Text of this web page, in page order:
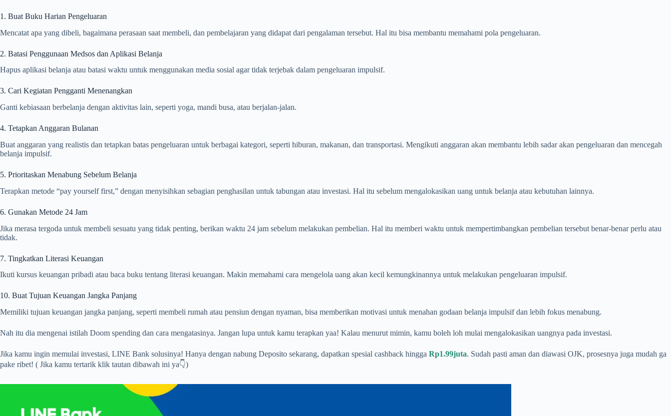
1. Buat Buku Harian Pengeluaran
Mencatat apa yang dibeli, bagaimana perasaan saat membeli, dan pembelajaran yang didapat dari pengalaman tersebut. Hal itu bisa membantu memahami pola pengeluaran.
2. Batasi Penggunaan Medsos dan Aplikasi Belanja
Hapus aplikasi belanja atau batasi waktu untuk menggunakan media sosial agar tidak terjebak dalam pengeluaran impulsif.
3. Cari Kegiatan Pengganti Menenangkan
Ganti kebiasaan berbelanja dengan aktivitas lain, seperti yoga, mandi busa, atau berjalan-jalan.
4. Tetapkan Anggaran Bulanan
Buat anggaran yang realistis dan tetapkan batas pengeluaran untuk berbagai kategori, seperti hiburan, makanan, dan transportasi. Mengikuti anggaran akan membantu lebih sadar akan pengeluaran dan mencegah
belanja impulsif.
5. Prioritaskan Menabung Sebelum Belanja
Terapkan metode “pay yourself first,” dengan menyisihkan sebagian penghasilan untuk tabungan atau investasi. Hal itu sebelum mengalokasikan uang untuk belanja atau kebutuhan lainnya.
6. Gunakan Metode 24 Jam
Jika merasa tergoda untuk membeli sesuatu yang tidak penting, berikan waktu 24 jam sebelum melakukan pembelian. Hal itu memberi waktu untuk mempertimbangkan pembelian tersebut benar-benar perlu atau
tidak.
7. Tingkatkan Literasi Keuangan
Ikuti kursus keuangan pribadi atau baca buku tentang literasi keuangan. Makin memahami cara mengelola uang akan kecil kemungkinannya untuk melakukan pengeluaran impulsif.
10. Buat Tujuan Keuangan Jangka Panjang
Memiliki tujuan keuangan jangka panjang, seperti membeli rumah atau pensiun dengan nyaman, bisa memberikan motivasi untuk menahan godaan belanja impulsif dan lebih fokus menabung.
Nah itu dia mengenai istilah Doom spending dan cara mengatasinya. Jangan lupa untuk kamu terapkan yaa! Kalau menurut mimin, kamu boleh loh mulai mengalokasikan uangnya pada investasi.
Jika kamu ingin memulai investasi, LINE Bank solusinya! Hanya dengan nabung Deposito sekarang, dapatkan spesial cashback hingga Rp1.99juta. Sudah pasti aman dan diawasi OJK, prosesnya juga mudah ga
pake ribet! ( Jika kamu tertarik klik tautan dibawah ini ya👇)